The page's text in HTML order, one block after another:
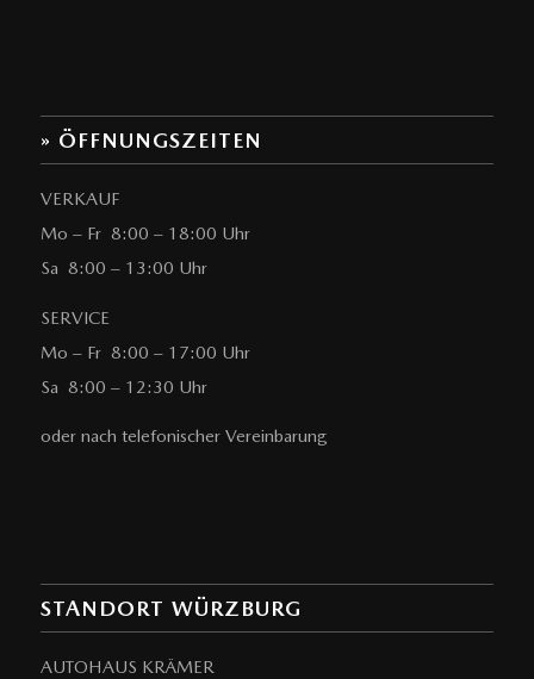
» ÖFFNUNGSZEITEN
VERKAUF
Mo – Fr 8:00 – 18:00 Uhr
Sa 8:00 – 13:00 Uhr
SERVICE
Mo – Fr 8:00 – 17:00 Uhr
Sa 8:00 – 12:30 Uhr
oder nach telefonischer Vereinbarung
STANDORT WÜRZBURG
AUTOHAUS KRÄMER